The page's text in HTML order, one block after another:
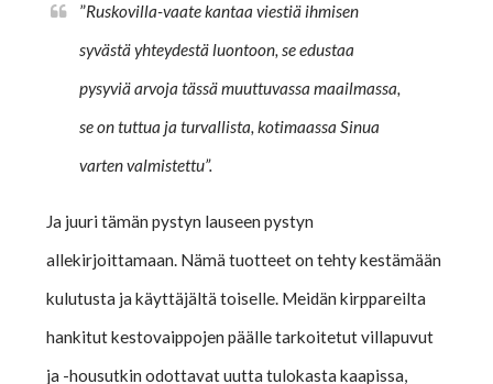
”Ruskovilla-vaate kantaa viestiä ihmisen
syvästä yhteydestä luontoon, se edustaa
pysyviä arvoja tässä muuttuvassa maailmassa,
se on tuttua ja turvallista, kotimaassa Sinua
varten valmistettu”.
Ja juuri tämän pystyn lauseen pystyn
allekirjoittamaan. Nämä tuotteet on tehty kestämään
kulutusta ja käyttäjältä toiselle. Meidän kirppareilta
hankitut kestovaippojen päälle tarkoitetut villapuvut
ja -housutkin odottavat uutta tulokasta kaapissa,